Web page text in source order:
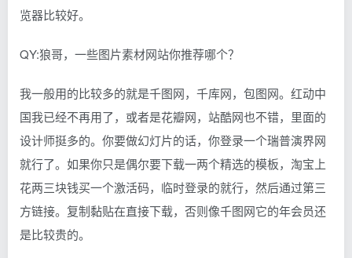
览器比较好。
QY:狼哥，一些图片素材网站你推荐哪个？
我一般用的比较多的就是千图网，千库网，包图网。红动中
国我已经不再用了，或者是花瓣网，站酷网也不错，里面的
设计师挺多的。你要做幻灯片的话，你登录一个瑞普演界网
就行了。如果你只是偶尔要下载一两个精选的模板，淘宝上
花两三块钱买一个激活码，临时登录的就行，然后通过第三
方链接。复制黏贴在直接下载，否则像千图网它的年会员还
是比较贵的。